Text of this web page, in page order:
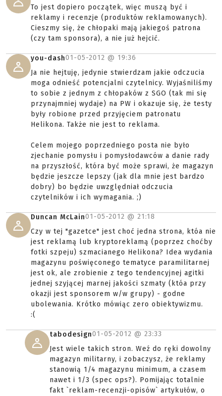
To jest dopiero początek, więc muszą być i
reklamy i recenzje (produktów reklamowanych).
Cieszmy się, że chłopaki mają jakiegoś patrona
(czy tam sponsora), a nie już hejcić.
you-dash01-05-2012 @ 19:36
Ja nie hejtuję, jedynie stwierdzam jakie odczucia
moga odnieść potencjalni czytelnicy. Wyjaśniliśmy
to sobie z jednym z chłopaków z SGO (tak mi się
przynajmniej wydaje) na PW i okazuje się, że testy
były robione przed przyjęciem patronatu
Helikona. Także nie jest to reklama.
Celem mojego poprzedniego posta nie było
zjechanie pomysłu i pomysłodawców a danie rady
na przyszłość, która być może sprawi, że magazyn
będzie jeszcze lepszy (jak dla mnie jest bardzo
dobry) bo będzie uwzględniał odczucia
czytelników i ich wymagania. ;)
Duncan McLain01-05-2012 @ 21:18
Czy w tej "gazetce" jest choć jedna strona, któa nie
jest reklamą lub kryptoreklamą (poprzez choćby
fotki szpeju) szmacianego Helikona? Idea wydania
magazynu poświęconego tematyce paramilitarnej
jest ok, ale zrobienie z tego tendencyjnej agitki
jednej szyjącej marnej jakości szmaty (któa przy
okazji jest sponsorem w/w grupy) - godne
ubolewania. Krótko mówiąc zero obiektywizmu.
:(
tabodesign01-05-2012 @ 23:33
Jest wiele takich stron. Weź do ręki dowolny
magazyn militarny, i zobaczysz, że reklamy
stanowią 1/4 magazynu minimum, a czasem
nawet i 1/3 (spec ops?). Pomijając totalnie
fakt `reklam-recenzji-opisów` artykułów, o